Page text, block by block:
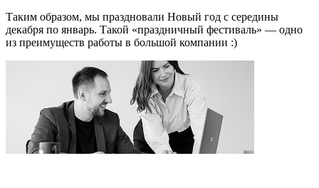
Таким образом, мы праздновали Новый год с середины
декабря по январь. Такой «праздничный фестиваль» — одно
из преимуществ работы в большой компании :)